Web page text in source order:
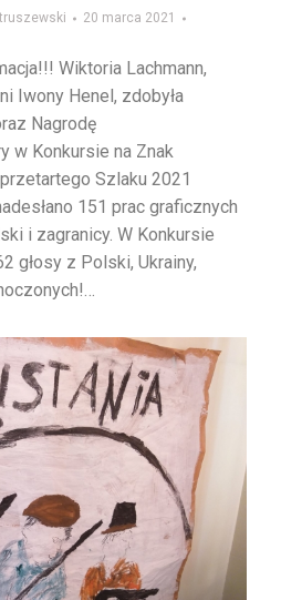
20 marca 2021
Wiktoria Lachmann,
Iwony Henel, zdobyła
Nagrodę
w Konkursie na Znak
Szlaku 2021
151 prac graficznych
i zagranicy. W Konkursie
głosy z Polski, Ukrainy,